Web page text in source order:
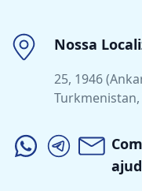
Nossa
25, 1946
Turkmenistan,